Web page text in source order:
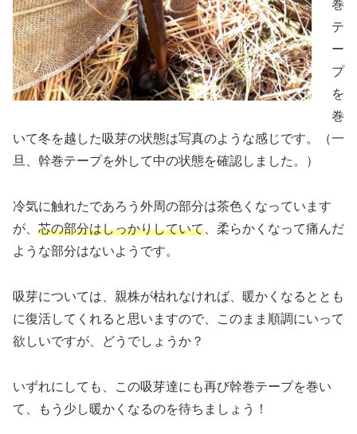
巻
テ
ー
プ
を
巻
いて冬を越した吸芽の状態は写真のような感じです。（一
旦、幹巻テープを外して中の状態を確認しました。）
冷気に触れたであろう外周の部分は茶色くなっています
が、 芯の部分はしっかりしていて 、柔らかくなって痛んだ
ような部分はないようです。
吸芽については、親株が枯れなければ、暖かくなるととも
に復活してくれると思いますので、このまま順調にいって
欲しいですが、どうでしょうか？
いずれにしても、この吸芽達にも再び幹巻テープを巻い
て、もう少し暖かくなるのを待ちましょう！